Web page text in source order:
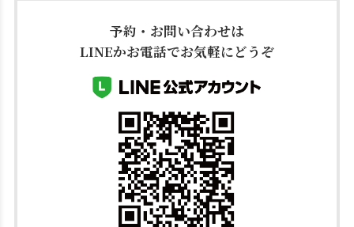
予約・お問い合わせは
LINEかお電話でお気軽にどうぞ